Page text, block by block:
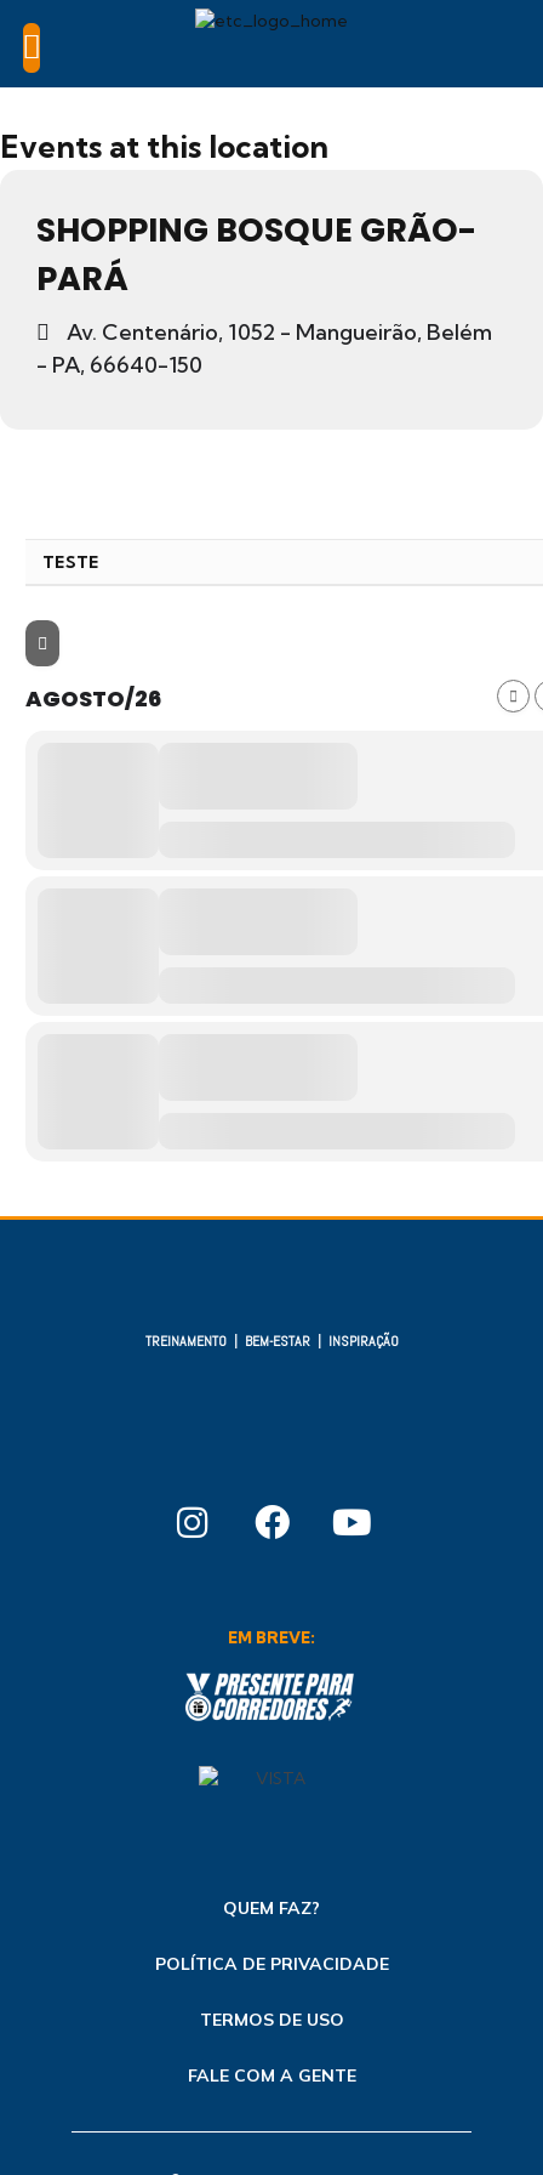
Events at this location
SHOPPING BOSQUE GRÃO-
PARÁ
Av. Centenário, 1052 - Mangueirão, Belém
- PA, 66640-150
TESTE
AGOSTO/26
TREINAMENTO | BEM-ESTAR | INSPIRAÇÃO
EM BREVE:
QUEM FAZ?
POLÍTICA DE PRIVACIDADE
TERMOS DE USO
FALE COM A GENTE